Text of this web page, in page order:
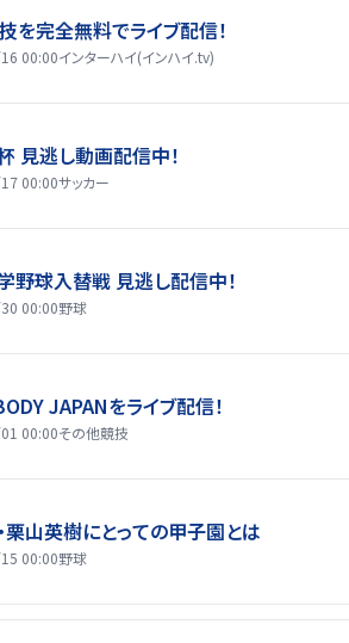
を完全無料でライブ配信！
00:00インターハイ(インハイ.tv)
見逃し動画配信中！
00:00サッカー
野球入替戦 見逃し配信中！
00:00野球
JAPANをライブ配信！
00:00その他競技
栗山英樹にとっての甲子園とは
00:00野球